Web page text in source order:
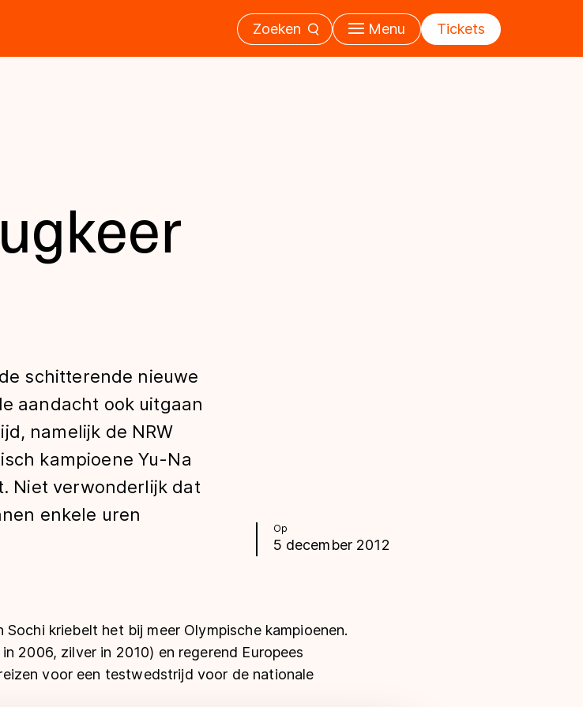
Zoeken Menu Tickets
Op
5 december 2012
schitterende nieuwe
aandacht ook uitgaan
namelijk de NRW
kampioene Yu-Na
Niet verwonderlijk dat
enkele uren
kriebelt het bij meer Olympische kampioenen.
2006, zilver in 2010) en regerend Europees
voor een testwedstrijd voor de nationale